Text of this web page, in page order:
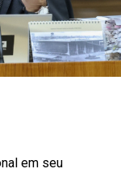
em seu